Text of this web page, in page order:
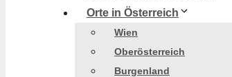
Orte in Österreich
Wien
Oberösterreich
Burgenland